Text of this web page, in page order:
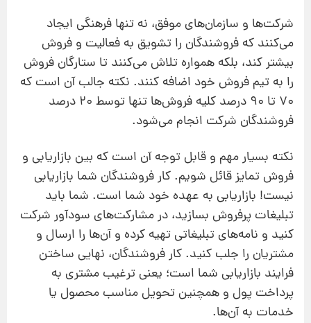
شرکت‌ها و سازمان‌های موفق، نه‌ تنها فرهنگی ایجاد
می‌کنند که فروشندگان را تشویق به فعالیت و فروش
بیشتر کند، بلکه همواره تلاش می‌کنند تا ستارگان فروش
را به تیم فروش خود اضافه کنند. نکته جالب آن است که
70 تا 90 درصد کلیه فروش‌ها تنها توسط 20 درصد
فروشندگان شرکت انجام می‌شود.
نکته بسیار مهم و قابل‌ توجه آن است که بین بازاریابی و
فروش تمایز قائل شویم. کار فروشندگان شما بازاریابی
نیست! بازاریابی به عهده خود شما است. شما باید
تبلیغات پرفروش بسازید، در مشارکت‌های سودآور شرکت
کنید و نامه‌های تبلیغاتی تهیه کرده و آن‌ها را ارسال و
مشتریان را جلب کنید. کار فروشندگان، نهایی ساختن
فرایند بازاریابی شما است؛ یعنی ترغیب مشتری به
پرداخت پول و همچنین تحویل مناسب محصول یا
خدمات به آن‌ها.